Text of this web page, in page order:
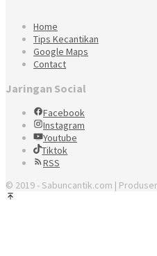
Home
Tips Kecantikan
Google Maps
Contact
Jaringan Social
Facebook
Instagram
Youtube
Tiktok
RSS
© 2019 - Sabuncantik.com |